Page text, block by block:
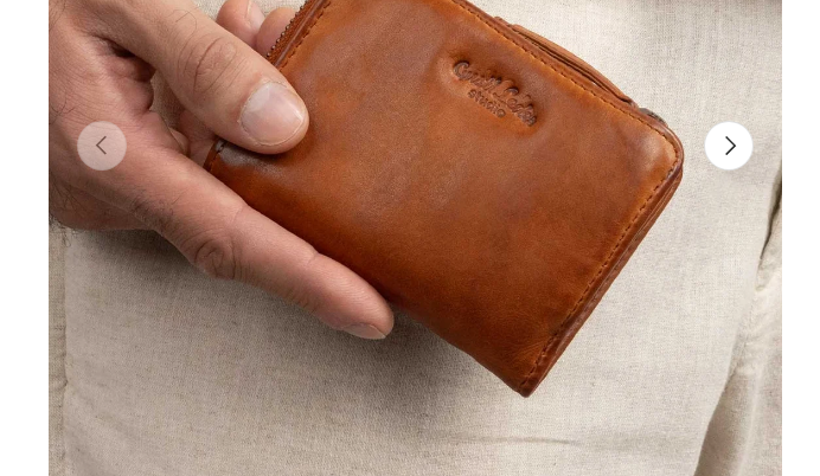
Vorherige Nächste